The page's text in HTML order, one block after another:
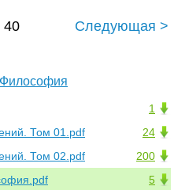
40 Следующая >
Философия
1
24
Том 01.pdf
200
Том 02.pdf
5